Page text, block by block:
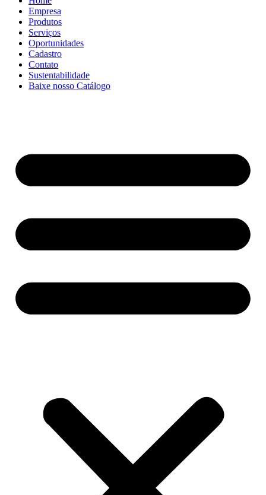
Empresa
Produtos
Serviços
Oportunidades
Cadastro
Contato
Sustentabilidade
Baixe nosso Catálogo